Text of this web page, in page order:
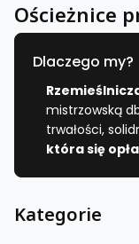
Ościeżnice
Dlaczego my?
mistrzowską
trwałości,
która się
Kategorie